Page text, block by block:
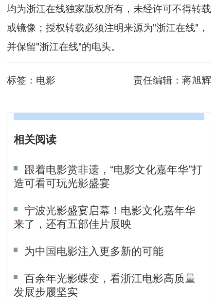
均为浙江在线独家版权所有，未经许可不得转载
或镜像；授权转载必须注明来源为"浙江在线"，
并保留"浙江在线"的电头。
标签： 电影 责任编辑： 蒋旭辉
相关阅读
跟着电影赏非遗，“电影文化嘉年华”打
造可看可玩光影盛宴
宁波光影盛宴启幕！电影文化嘉年华
来了，还有五部佳片展映
为中国电影注入更多新的可能
百余年光影蝶变，看浙江电影高质量
发展步履坚实